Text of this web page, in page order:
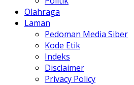
Olahraga
Laman
Pedoman Media Siber
Kode Etik
Indeks
Disclaimer
Privacy Policy